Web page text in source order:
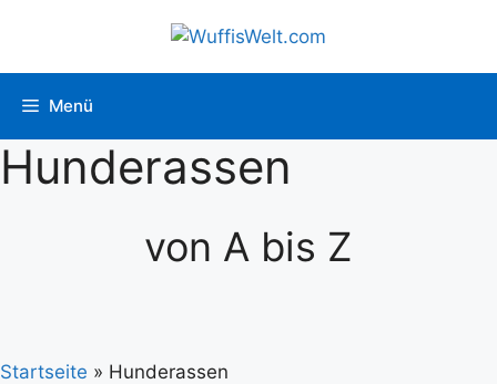
springen
Menü
Hunderassen
von A bis Z
Startseite » Hunderassen